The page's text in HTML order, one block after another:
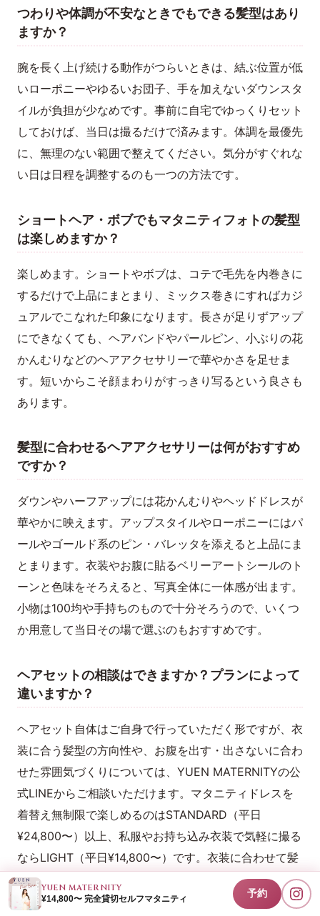
つわりや体調が不安なときでもできる髪型はあり
ますか？
腕を長く上げ続ける動作がつらいときは、結ぶ位置が低
いローポニーやゆるいお団子、手を加えないダウンスタ
イルが負担が少なめです。事前に自宅でゆっくりセット
しておけば、当日は撮るだけで済みます。体調を最優先
に、無理のない範囲で整えてください。気分がすぐれな
い日は日程を調整するのも一つの方法です。
ショートヘア・ボブでもマタニティフォトの髪型
は楽しめますか？
楽しめます。ショートやボブは、コテで毛先を内巻きに
するだけで上品にまとまり、ミックス巻きにすればカジ
ュアルでこなれた印象になります。長さが足りずアップ
にできなくても、ヘアバンドやパールピン、小ぶりの花
かんむりなどのヘアアクセサリーで華やかさを足せま
す。短いからこそ顔まわりがすっきり写るという良さも
あります。
髪型に合わせるヘアアクセサリーは何がおすすめ
ですか？
ダウンやハーフアップには花かんむりやヘッドドレスが
華やかに映えます。アップスタイルやローポニーにはパ
ールやゴールド系のピン・バレッタを添えると上品にま
とまります。衣装やお腹に貼るベリーアートシールのト
ーンと色味をそろえると、写真全体に一体感が出ます。
小物は100均や手持ちのもので十分そろうので、いくつ
か用意して当日その場で選ぶのもおすすめです。
ヘアセットの相談はできますか？プランによって
違いますか？
ヘアセット自体はご自身で行っていただく形ですが、衣
装に合う髪型の方向性や、お腹を出す・出さないに合わ
せた雰囲気づくりについては、YUEN MATERNITYの公
式LINEからご相談いただけます。マタニティドレスを
着替え無制限で楽しめるのはSTANDARD（平日
¥24,800〜）以上、私服やお持ち込み衣装で気軽に撮る
ならLIGHT（平日¥14,800〜）です。衣装に合わせて髪
型を考えたい方は、まず衣装の方向性から相談すると決
めやすくなります。
YUEN MATERNITY
¥14,800〜 完全貸切セルフマタニティ 予約